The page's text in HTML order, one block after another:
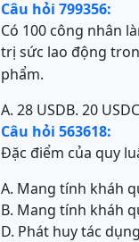
Câu hỏi 799356:
Có 100 công nhân
trị sức lao động
phẩm.
A. 28 USDB. 20 USD
Câu hỏi 563618:
Đặc điểm của quy
A. Mang tính kháh
B. Mang tính kháh
D. Phát huy tác